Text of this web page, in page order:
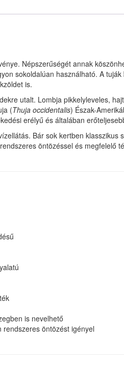
Népszerűségét annak
sokoldalúan használható. A
is.
utalt. Lombja pikkelyleveles,
(Thuja occidentalis) Észak-
erélyű és általában
Bár sok kertben
öntözéssel és megfelelő
is nevelhető
öntözést igényel